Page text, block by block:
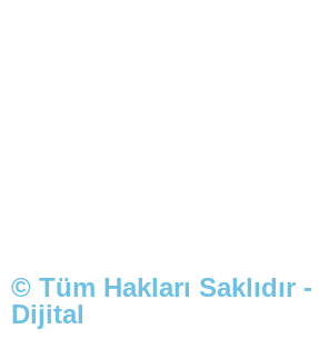
© Tüm Hakları Saklıdır
Dijital